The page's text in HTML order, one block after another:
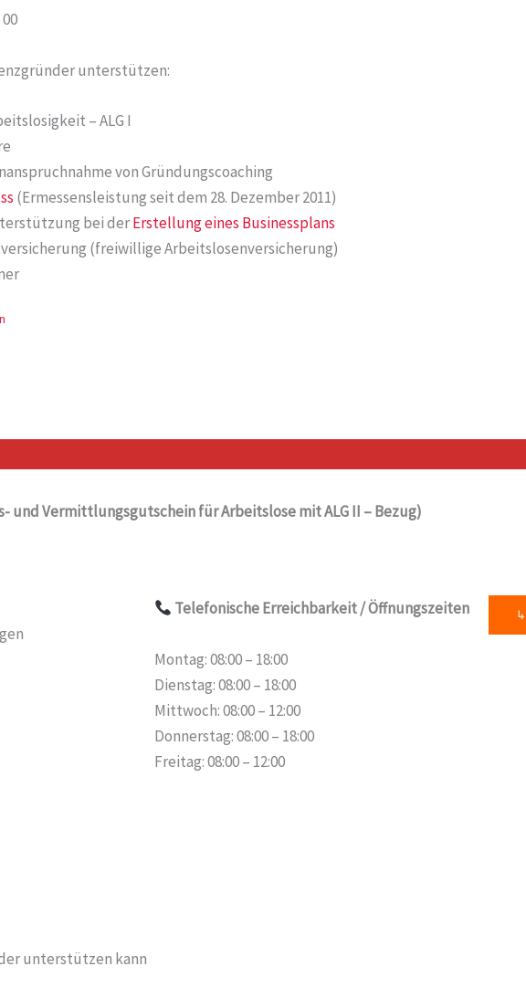
unterstützen:
– ALG I
von Gründungscoaching
(Ermessensleistung seit dem 28. Dezember 2011)
bei derErstellung eines Businessplans
(freiwillige Arbeitslosenversicherung)
und Vermittlungsgutschein für Arbeitslose mit ALG II – Bezug)
Telefonische Erreichbarkeit/ Öffnungszeiten
Montag: 08:00 – 18:00
Dienstag: 08:00 – 18:00
Mittwoch: 08:00 – 12:00
Donnerstag: 08:00 – 18:00
Freitag: 08:00 – 12:00
unterstützen kann